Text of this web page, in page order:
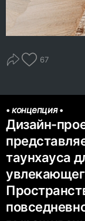
67
•концепция•
Дизайн-
таунхауса